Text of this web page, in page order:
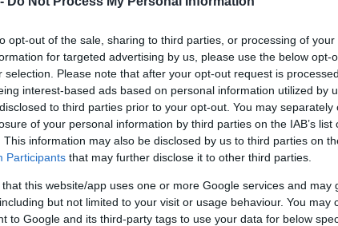
opt-out of the sale, sharing to third parties, or processing of
for targeted advertising by us, please use the below opt-
selection. Please note that after your opt-out request is
interest-based ads based on personal information utilized by
to third parties prior to your opt-out. You may separately
of your personal information by third parties on the IAB’s list
This information may also be disclosed by us to third parties on
Participants that may further disclose it to other third parties.
that this website/app uses one or more Google services and may
but not limited to your visit or usage behaviour. You may
to Google and its third-party tags to use your data for below